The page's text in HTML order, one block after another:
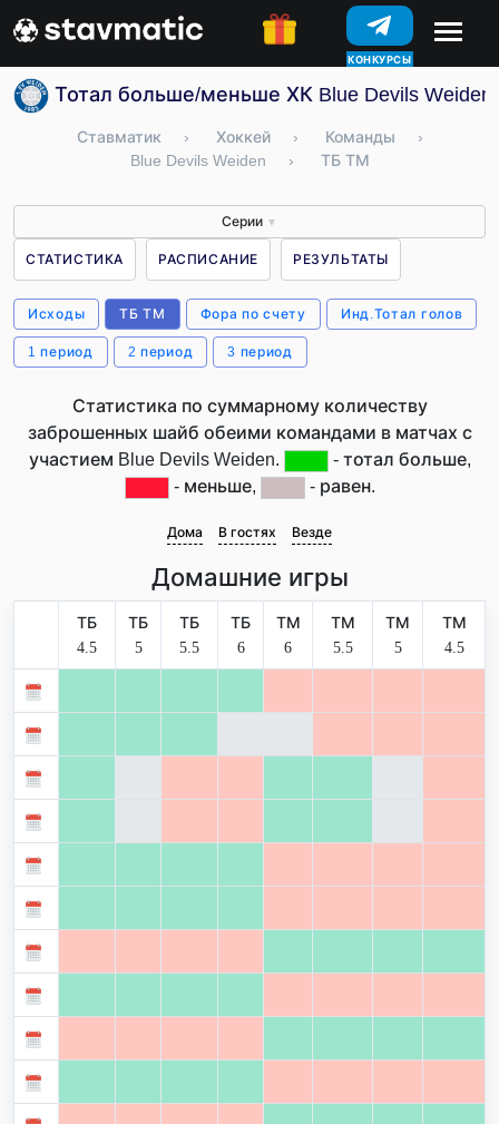
КОНКУРСЫ
Тотал больше/меньше ХК Blue Devils Weiden
Ставматик › Хоккей › Команды
›
Blue Devils Weiden
› ТБ ТМ
Серии ▼
СТАТИСТИКА РАСПИСАНИЕ РЕЗУЛЬТАТЫ
Исходы ТБ ТМ Фора по счету Инд.Тотал голов
1 период 2 период 3 период
Статистика по суммарному количеству
заброшенных шайб обеими командами в матчах с
участием Blue Devils Weiden.
- тотал больше,
- меньше,
- равен.
Дома В гостях Везде
Домашние игры
ТБ
4.5
ТБ
5
ТБ
5.5
ТБ
6
ТМ
6
ТМ
5.5
ТМ
5
ТМ
4.5